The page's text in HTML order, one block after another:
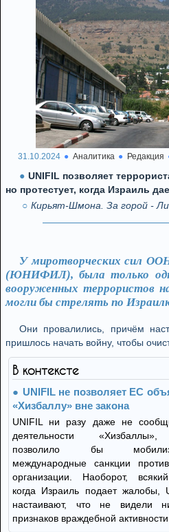
31.10.2024 Аналитика Редакция
UNIFIL позволяет
но протестует, когда Израиль
Кирьят-Шмона. За горой -
У миротворческих сил
(ЮНИФИЛ), была только
вооруженных террористов
могли бы стрелять по
Они провалились, причём
пришлось начать войну, чтобы
В контексте
UNIFIL не позволяет ЕС
«Хизбаллу» вне закона
UNIFIL ни разу даже не
деятельности
позволило бы
международные санкции
организации. Наоборот,
когда Израиль подает жалобы,
настаивают, что не видели
признаков враждебной активности.